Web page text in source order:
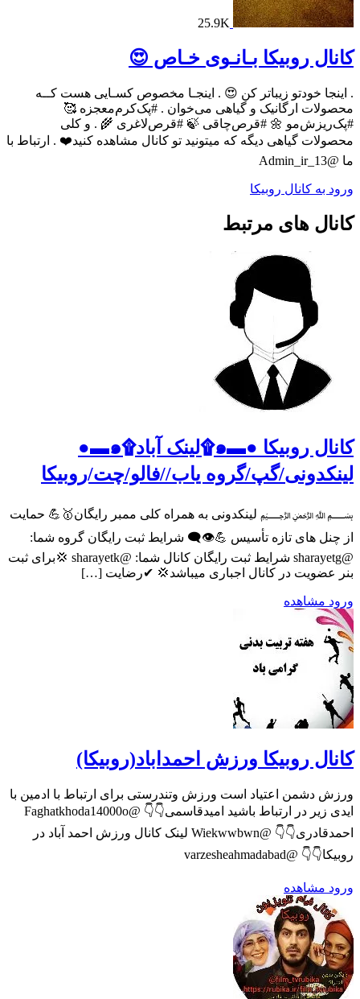
25.9K
کانال روبیکا بـانـوی خـاص 😍
. اینجا خودتو زیباتر کن 😍 . اینجـا مخصوص کسـایی هست کــه
محصولات ارگانیک و گیاهی می‌خوان . #پک‌کرم‌معجزه 🥰
#پک‌ریزش‌مو 🌼 #قرص‌چاقی 🍃 #قرص‌لاغری 🌾 . و کلی
محصولات گیاهی دیگه که میتونید تو کانال مشاهده کنید❤️ . ارتباط با
ما @Admin_ir_13
ورود به کانال روبیکا
کانال های مرتبط
کانال روبیکا ●▬๑۩لینک آباد۩๑▬●
لینکدونی/گپ/گروه یاب//فالو/چت/روبیکا
﷽ لینکدونی به همراه کلی ممبر رایگان🥇💪 حمایت
از چنل های تازه تأسیس 💪⁦👁️‍🗨️⁩ شرایط ثبت رایگان گروه شما:
@sharayetg شرایط ثبت رایگان کانال شما: @sharayetk 💢برای ثبت
بنر عضویت در کانال اجباری میباشد💢 ✔رضایت […]
ورود مشاهده
کانال روبیکا ورزش احمداباد(روبیکا)
ورزش دشمن اعتیاد است ورزش وتندرستی برای ارتباط با ادمین با
ایدی زیر در ارتباط باشید امیدقاسمی👇👇 @Faghatkhoda14000o
احمدقادری👇👇 @Wiekwwbwn لینک کانال ورزش احمد آباد در
روبیکا👇👇 @varzesheahmadabad
ورود مشاهده